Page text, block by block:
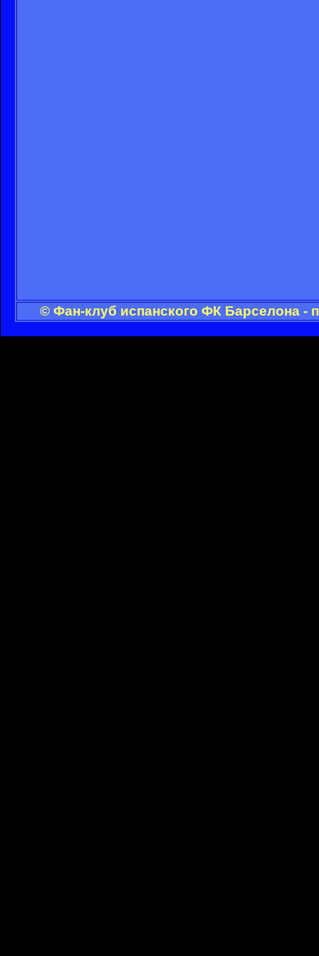
© Фан-клуб испанского ФК Барселона -